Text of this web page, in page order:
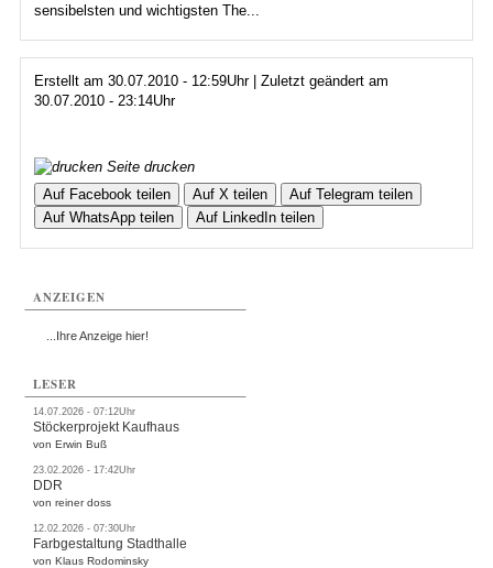
sensibelsten und wichtigsten The...
Erstellt am 30.07.2010 - 12:59Uhr | Zuletzt geändert am
30.07.2010 - 23:14Uhr
Seite drucken
Auf Facebook teilen
Auf X teilen
Auf Telegram teilen
Auf WhatsApp teilen
Auf LinkedIn teilen
ANZEIGEN
...Ihre Anzeige hier!
LESER
14.07.2026 - 07:12Uhr
Stöckerprojekt Kaufhaus
von Erwin Buß
23.02.2026 - 17:42Uhr
DDR
von reiner doss
12.02.2026 - 07:30Uhr
Farbgestaltung Stadthalle
von Klaus Rodominsky